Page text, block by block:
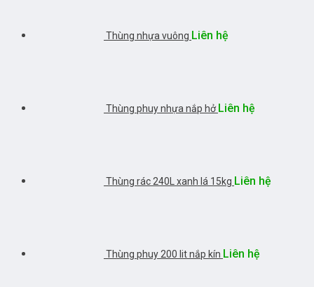
Thùng nhựa vuông Liên hệ
Thùng phuy nhựa nắp hở Liên hệ
Thùng rác 240L xanh lá 15kg Liên hệ
Thùng phuy 200 lit nắp kín Liên hệ